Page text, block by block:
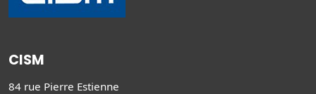
CISM
84 rue Pierre Estienne